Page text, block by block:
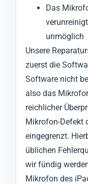
Das
unmöglich
Unsere
zuerst die
Software nicht
also das
reichlicher
Mikrofon-Defekt
eingegrenzt.
üblichen
wir fündig
Mikrofon des